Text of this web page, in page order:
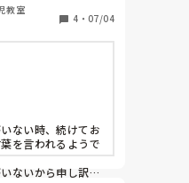
ることがあれば知
教室
4 ・ 07/04
ない時、続けてお
を言われるようで
ないから申し訳な